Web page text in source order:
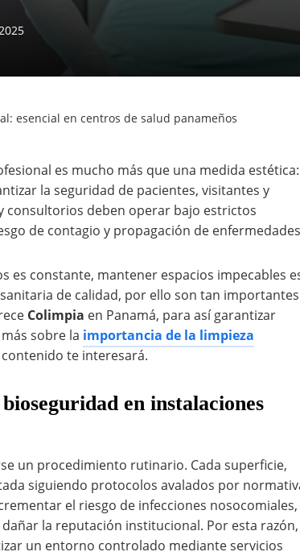
esencial en centros de salud panameños
es mucho más que una medida estética:
la seguridad de pacientes, visitantes y
consultorios deben operar bajo estrictos
de contagio y propagación de
es constante, mantener espacios impecables
de calidad, por ello son tan
Colimpia en Panamá, para así garantizar
sobre la importancia de la limpieza
contenido te interesará.
en instalaciones
un procedimiento rutinario. Cada superficie,
siguiendo protocolos avalados por
el riesgo de infecciones nosocomiales,
la reputación institucional. Por esta
un entorno controlado mediante servicios